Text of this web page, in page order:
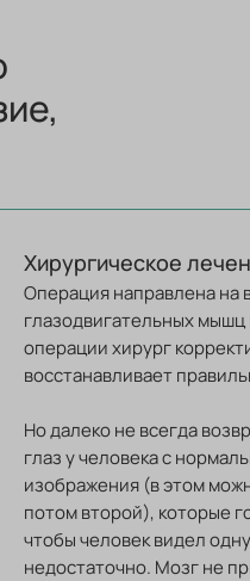
Хирургическое
Операция направлена на
глазодвигательных
операции хирург
восстанавливает
Но далеко не всегда
глаз у человека с
изображения (в этом
потом второй), которые
чтобы человек видел
недостаточно. Мозг не